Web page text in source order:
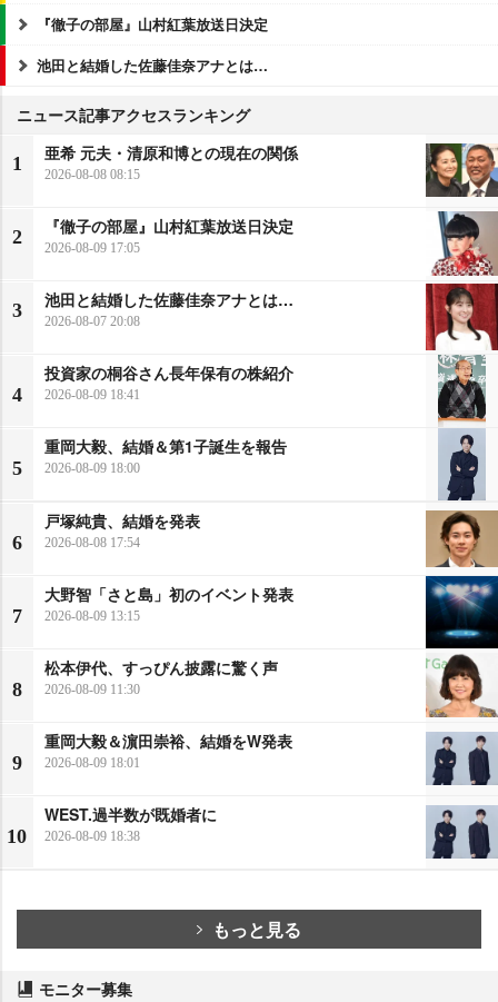
『徹子の部屋』山村紅葉放送日決定
池田と結婚した佐藤佳奈アナとは…
ニュース記事アクセスランキング
1
亜希 元夫・清原和博との現在の関係
2026-08-08 08:15
2
『徹子の部屋』山村紅葉放送日決定
2026-08-09 17:05
3
池田と結婚した佐藤佳奈アナとは…
2026-08-07 20:08
4
投資家の桐谷さん長年保有の株紹介
2026-08-09 18:41
5
重岡大毅、結婚＆第1子誕生を報告
2026-08-09 18:00
6
戸塚純貴、結婚を発表
2026-08-08 17:54
7
大野智「さと島」初のイベント発表
2026-08-09 13:15
8
松本伊代、すっぴん披露に驚く声
2026-08-09 11:30
9
重岡大毅＆濵田崇裕、結婚をW発表
2026-08-09 18:01
10
WEST.過半数が既婚者に
2026-08-09 18:38
もっと見る
モニター募集